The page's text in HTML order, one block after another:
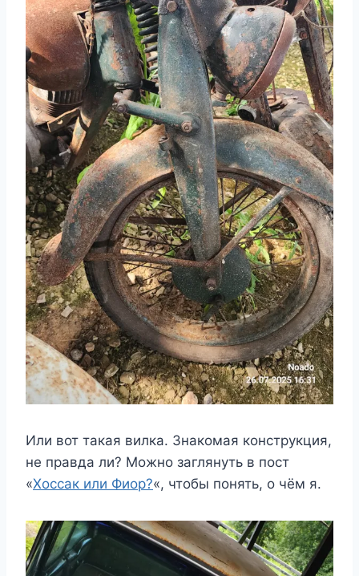
Или вот такая вилка. Знакомая конструкция,
не правда ли? Можно заглянуть в пост
«Хоссак или Фиор?«, чтобы понять, о чём я.